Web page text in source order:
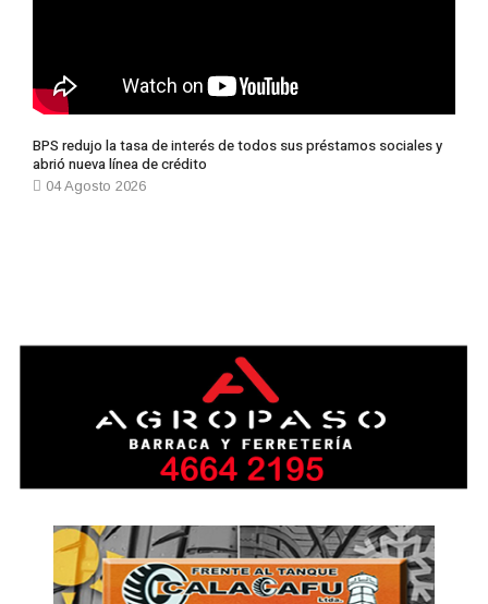
BPS redujo la tasa de interés de todos sus préstamos sociales y
abrió nueva línea de crédito
04 Agosto 2026